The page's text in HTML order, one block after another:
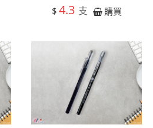
$ 4.3 支 購買